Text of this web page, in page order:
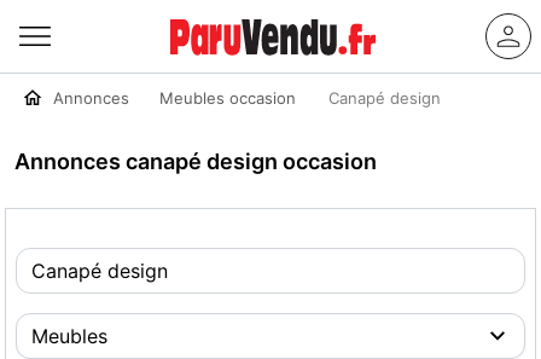
Annonces Meubles occasion Canapé design
Annonces canapé design occasion